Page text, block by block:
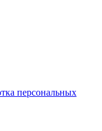
персональных